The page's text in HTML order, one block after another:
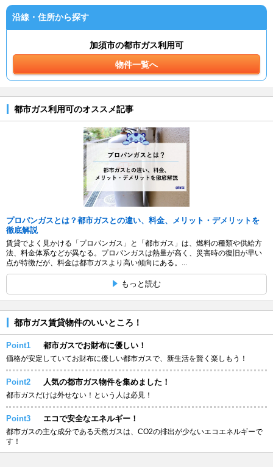
沿線・住所から探す
加須市の都市ガス利用可
物件一覧へ
都市ガス利用可のオススメ記事
プロパンガスとは？都市ガスとの違い、料金、メリット・デメリットを
徹底解説
賃貸でよく見かける「プロパンガス」と「都市ガス」は、燃料の種類や供給方
法、料金体系などが異なる。プロパンガスは熱量が高く、災害時の復旧が早い
点が特徴だが、料金は都市ガスより高い傾向にある。...
もっと読む
都市ガス賃貸物件のいいところ！
Point1 都市ガスでお財布に優しい！
価格が安定していてお財布に優しい都市ガスで、新生活を賢く楽しもう！
Point2 人気の都市ガス物件を集めました！
都市ガスだけは外せない！という人は必見！
Point3 エコで安全なエネルギー！
都市ガスの主な成分である天然ガスは、CO2の排出が少ないエコエネルギーで
す！